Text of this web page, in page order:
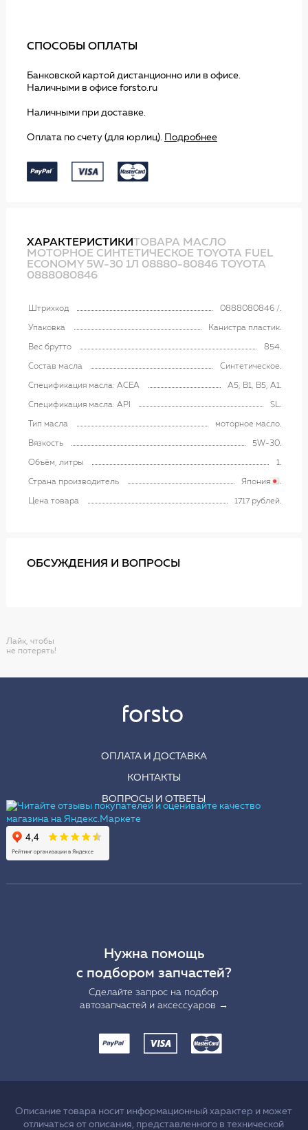
СПОСОБЫ ОПЛАТЫ
Банковской картой дистанционно или в офисе.
Наличными в офисе forsto.ru
Наличными при доставке.
Оплата по счету (для юрлиц). Подробнее
ХАРАКТЕРИСТИКИТОВАРА МАСЛО
МОТОРНОЕ СИНТЕТИЧЕСКОЕ TOYOTA FUEL
ECONOMY 5W-30 1Л 08880-80846 TOYOTA
0888080846
Штрихкод 0888080846 /
Упаковка Канистра пластик
Вес брутто 854
Состав масла Синтетическое
Спецификация масла: ACEA A5, B1, B5, A1
Спецификация масла: API SL
Тип масла моторное масло
Вязкость 5W-30
Объём, литры 1
Страна производитель Япония
Цена товара 1717 рублей
ОБСУЖДЕНИЯ И ВОПРОСЫ
Лайк, чтобы
не потерять!
ОПЛАТА И ДОСТАВКА
КОНТАКТЫ
ВОПРОСЫ И ОТВЕТЫ
Нужна помощь
с подбором запчастей?
Сделайте запрос на подбор
автозапчастей и аксессуаров →
Описание товара носит информационный характер и может
отличаться от описания, представленного в технической